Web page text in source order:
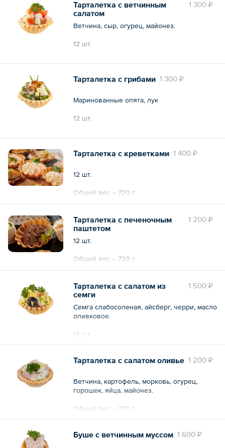
Общий вес – 720 г 1 300 ₽
Тарталетка с ветчинным
салатом
Ветчина, сыр, огурец, майонез.
12 шт.
Общий вес – 720 г
1 300 ₽
Тарталетка с грибами
Маринованные опята, лук
12 шт.
Общий вес – 720 г
1 400 ₽
Тарталетка с креветками
12 шт.
Общий вес – 720 г
1 200 ₽
Тарталетка с печеночным
паштетом
12 шт.
Общий вес – 720 г
1 500 ₽
Тарталетка с салатом из
семги
Семга слабосоленая, айсберг, черри, масло
оливковое.
12 шт.
1 200 ₽
Тарталетка с салатом оливье
Ветчина, картофель, морковь, огурец,
горошек, яйца, майонез.
Общий вес – 720 г
1 600 ₽
Буше с ветчинным муссом